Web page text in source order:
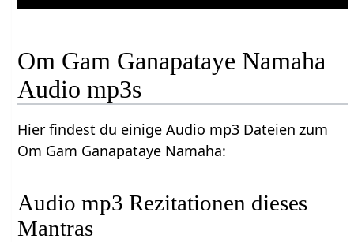
Om Gam Ganapataye Namaha
Audio mp3s
Hier findest du einige Audio mp3 Dateien zum
Om Gam Ganapataye Namaha:
Audio mp3 Rezitationen dieses
Mantras